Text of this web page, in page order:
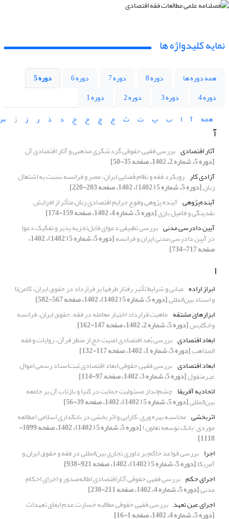
نمایه کلیدواژه ها
همه دوره ها دوره 8 دوره 7 دوره 6
دوره 5
دوره 4
دوره 3 دوره 2
دوره 1
همه
آ ا ب پ ت ث ج چ ح خ د ذ ر ز ژ
آ
آثار اقتصادی بررسی فقهی حقوقی گردشگری مذهبی و آثار اقتصادی آن
[دوره 5، شماره 2، 1402، صفحه 35-50]
آزادی کار رویکرد فقه و نظام قضایی ایران، مصر و فرانسه نسبت به اشتغال
زنان[دوره 5، شماره 5 ( 1402)، 1402، صفحه 203-220]
آینده‌پژوهی آینده پژوهی وقوع جرایم اقتصادی زنان متأثر از افزایش
نقدینگی و فامیل بازی[دوره 5، شماره 4، 1402، صفحه 159-174]
آیین دادرسی مدنی بررسی تطبیقی دعوای قابل‌تجزیه پذیر و تفکیک دعوا
در آیین دادرسی مدنی ایران و فرانسه [دوره 5، شماره 5 ( 1402)، 1402،
صفحه 717-734]
ا
ابراز اراده مبانی و شرایط تأثیر رفتار طرف‎ها بر قرارداد در حقوق ایران، کامن‌لا
و اسناد بین‌المللی[دوره 5، شماره 5 ( 1402)، 1402، صفحه 567-582]
ابزارهای مشتقه ماهیت قرارداد اختیار معامله در فقه، حقوق ایران، فرانسه
و انگلیس[دوره 5، شماره 2، 1402، صفحه 147-162]
ابعاد اقتصادی بررسی بُعد اقتصادی امنیت حج از منظر قرآن، روایات و فقه
المذاهب[دوره 5، شماره 1، 1402، صفحه 117-132]
ابعاد اقتصادی بررسی فقهی حقوقی ابعاد اقتصادی ثبت‌اسناد رسمی اموال
غیرمنقول[دوره 5، شماره 3، 1402، صفحه 97-114]
اتحادیه آفریقا چشم‌انداز مسئولیت حمایت در کنیا و بازتاب آن بر جامعه
بین‌المللی[دوره 5، شماره 5 ( 1402)، 1402، صفحه 39-56]
اثربخشی محاسبه بهره وری ،کارایی و اثر بخشی در بانکداری اسلامی (مطالعه
موردی :بانک توسعه تعاون) [دوره 5، شماره 5 ( 1402)، 1402، صفحه 1099-
1118]
اجرا بررسی قواعد حاکم بر داوری تجاری بین‌المللی در فقه و حقوق ایران و
آمریکا[دوره 5، شماره 5 ( 1402)، 1402، صفحه 921-938]
اجرای حکم بررسی فقهی حقوقی آثاراقتصادی اطاله‌صدور و اجرای احکام
مدنی[دوره 5، شماره 4، 1402، صفحه 211-230]
اجرای عین تعهد بررسی فقهی حقوقی مطالبه خسارت عدم ایفای تعهدات
[دوره 5، شماره 4، 1402، صفحه 1-16]